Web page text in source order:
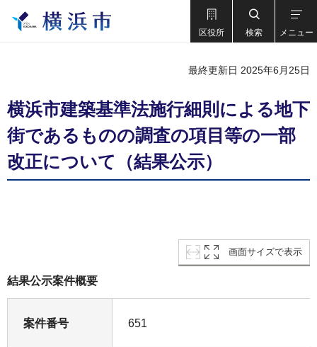
区役所 検索 メニュー
最終更新日 2025年6月25日
横浜市建築基準法施行細則による地下
街であるものの調査の項目等の一部
改正について（結果公示）
画面サイズで表示
結果公示案件概要
案件番号 651